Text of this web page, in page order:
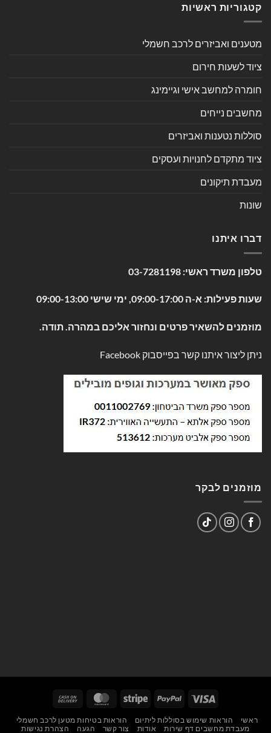
קטגוריות ראשיות
מטענים ואביזרים לרכב חשמלי
ציוד לשעות חירום
חומרה למחשב אישי וגיימינג
מחשבים נייחים
סוללות נטענות ואביזרים
ציוד מתקדם לחנויות ועסקים
מעבדת תיקונים
שונות
דברו איתנו
טלפון משרד ראשי: 03-7281198
שעות פעילות: א-ה 09:00-17:00, ימי שישי 09:00-13:00
מוזמנים להשאיר פרטים ונחזור אליכם במהרה. תודה.
ניתן ליצור איתנו קשר בפייסבוק Facebook
מוזמנים לבקר
Visa
PayPal
Stripe
MasterCard
Delivery
ראשי הוראות שימוש בסוללות ליתיום
הוראות בטיחות מטען לרכב חשמלי
מעבדת מחשבים דף שירות
אודות צור קשר הגעה
הצהרת נגישות